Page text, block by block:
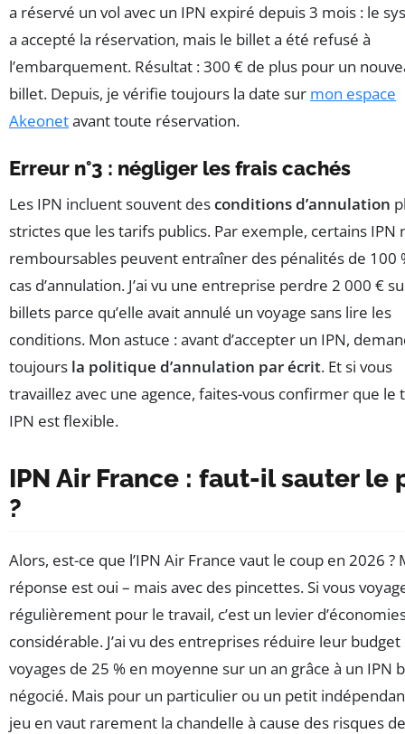
a réservé un vol avec un IPN expiré depuis 3 mois : le
a accepté la réservation, mais le billet a été refusé à
l’embarquement. Résultat : 300 € de plus pour un
billet. Depuis, je vérifie toujours la date sur mon espace
Akeonetavant toute réservation.
Erreur n°3 : négliger les frais cachés
Les IPN incluent souvent desconditions d’annulation
strictes que les tarifs publics. Par exemple, certains IPN
remboursables peuvent entraîner des pénalités de 100
cas d’annulation. J’ai vu une entreprise perdre 2 000 €
billets parce qu’elle avait annulé un voyage sans lire les
conditions. Mon astuce : avant d’accepter un IPN,
toujours la politique d’annulation par écrit. Et si vous
travaillez avec une agence, faites-vous confirmer que le
IPN est flexible.
IPN Air France : faut-il sauter le
?
Alors, est-ce que l’IPN Air France vaut le coup en 2026 ?
réponse est oui – mais avec des pincettes. Si vous
régulièrement pour le travail, c’est un levier
considérable. J’ai vu des entreprises réduire leur budget
voyages de 25 % en moyenne sur un an grâce à un IPN
négocié. Mais pour un particulier ou un petit
jeu en vaut rarement la chandelle à cause des risques de